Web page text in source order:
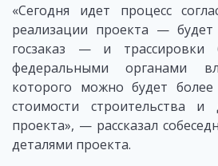
«Сегодня идет процесс
реализации проекта — будет
госзаказ — и трассировки
федеральными органами
которого можно будет
стоимости строительства и
проекта», — рассказал
деталями проекта.